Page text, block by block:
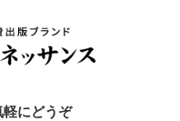
軽にどうぞ